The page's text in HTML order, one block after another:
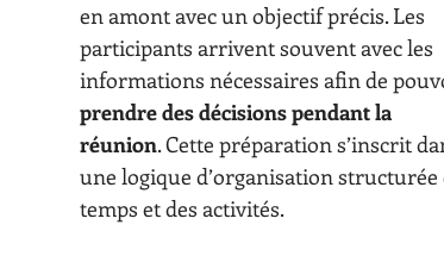
en amont avec un objectif précis. Les
participants arrivent souvent avec les
informations nécessaires afin de
prendre des décisions pendant la
réunion. Cette préparation s’inscrit
une logique d’organisation structurée
temps et des activités.